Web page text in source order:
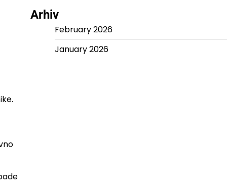
Arhiv
February 2026
January 2026